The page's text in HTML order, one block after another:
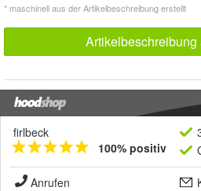
* maschinell aus der Artikelbeschreibung erstellt
Artikelbeschreibung
firlbeck
100% positiv
Anrufen